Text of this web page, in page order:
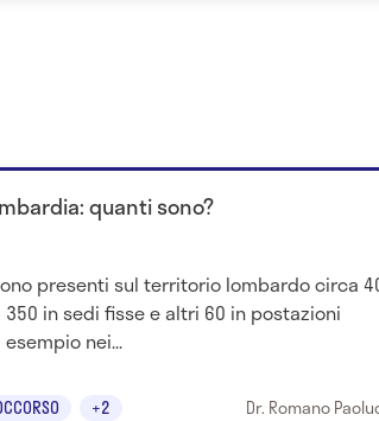
quanti sono?
presenti sul territorio lombardo circa
350 in sedi fisse e altri 60 in postazioni
nei...
+2 Dr. Romano